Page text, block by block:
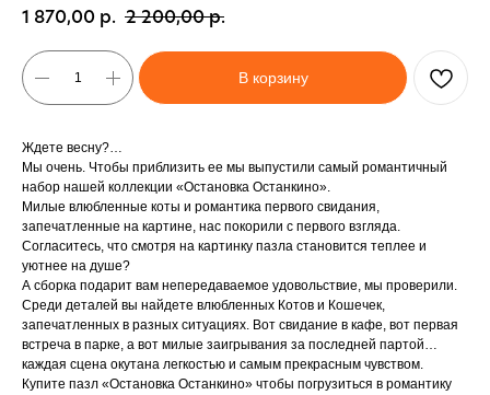
1 870,00 р. 2 200,00р.
В корзину
Ждете весну?…
Мы очень. Чтобы приблизить ее мы выпустили самый романтичный
набор нашей коллекции «Остановка Останкино».
Милые влюбленные коты и романтика первого свидания,
запечатленные на картине, нас покорили с первого взгляда.
Согласитесь, что смотря на картинку пазла становится теплее и
уютнее на душе?
А сборка подарит вам непередаваемое удовольствие, мы проверили.
Среди деталей вы найдете влюбленных Котов и Кошечек,
запечатленных в разных ситуациях. Вот свидание в кафе, вот первая
встреча в парке, а вот милые заигрывания за последней партой…
каждая сцена окутана легкостью и самым прекрасным чувством.
Купите пазл «Остановка Останкино» чтобы погрузиться в романтику